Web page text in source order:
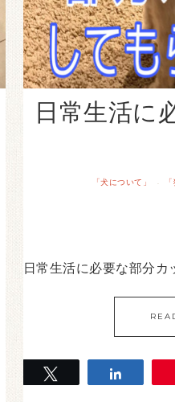
日常生活に
「犬について」 ·
日常生活に必要な部分